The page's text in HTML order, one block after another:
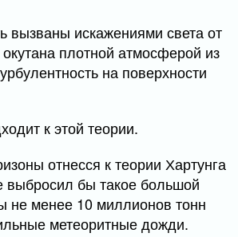
вызваны искажениями света от
плотной атмосферой из
на поверхности
к этой теории.
отнесся к теории Хартунга
выбросил бы такое большой
не менее 10 миллионов тонн
метеоритные дожди.